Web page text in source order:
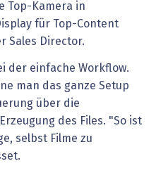
Top-Kamera in
für Top-Content
Sales Director.
der einfache Workflow.
man das ganze Setup
über die
des Files. "So ist
selbst Filme zu